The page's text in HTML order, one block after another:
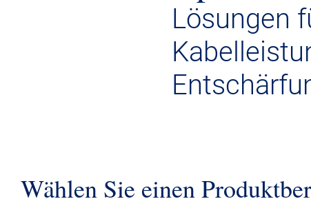
Lösungen
Wählen Sie einen